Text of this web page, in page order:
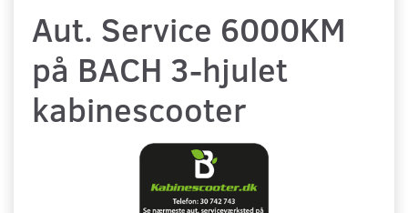
Aut. Service 6000KM
på BACH 3-hjulet
kabinescooter